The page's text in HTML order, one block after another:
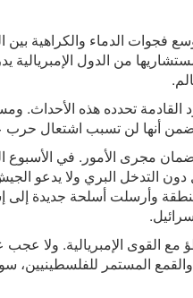
الدماء والكراهية بين
من الدول الإمبريالية
القادمة تحدده هذه الأحداث.
أنها لن تسبب اشتعال حرب
ضمان مجرى الأمور. في
دون التدخل البري ولا يدعو
وأرسلت أسلحة جديدة
مع القوى الإمبريالية. ولا
المستمر للفلسطينيين،